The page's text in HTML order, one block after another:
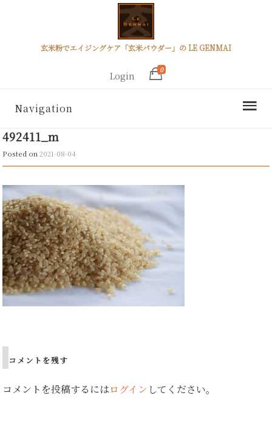
玄米粉でエイジングケア「玄米パウダー」の LE GENMAI
Login
0
Navigation
492411_m
Posted on2021-08-04
コメントを残す
コメントを投稿するにはログイン してください。